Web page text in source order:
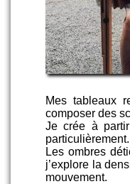
Mes tableaux
composer des
Je crée à
Les ombres
j’explore la
mouvement.